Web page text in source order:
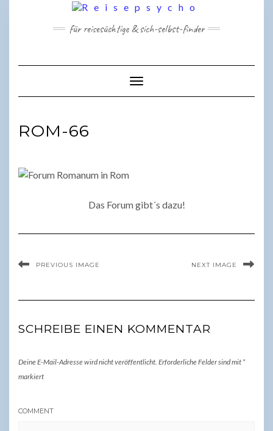
für reisesüchtige & sich-selbst-finder
Toggle Navigation
ROM-66
Das Forum gibt´s dazu!
PREVIOUS IMAGE NEXT IMAGE
SCHREIBE EINEN KOMMENTAR
Deine E-Mail-Adresse wird nicht veröffentlicht. Erforderliche Felder sind mit *
markiert
COMMENT